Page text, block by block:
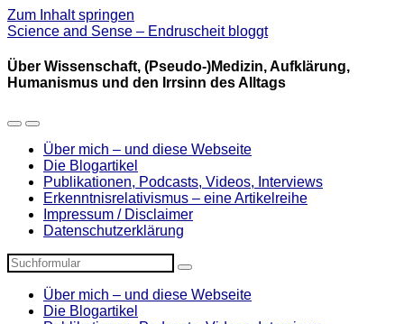
Zum Inhalt springen
Science and Sense – Endruscheit bloggt
Über Wissenschaft, (Pseudo-)Medizin, Aufklärung,
Humanismus und den Irrsinn des Alltags
Mobil-
umschalten
Suchfeld
umschalten
Über mich – und diese Webseite
Die Blogartikel
Publikationen, Podcasts, Videos, Interviews
Erkenntnisrelativismus – eine Artikelreihe
Impressum / Disclaimer
Datenschutzerklärung
Suchen
Über mich – und diese Webseite
Die Blogartikel